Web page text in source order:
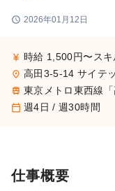
schedule 2026年01月12日
currency_yen 時給 1,500円〜スキルに応じて決定 ※能力に応じて時
place 高田3-5-14 サイテ
train 東京メトロ東西線「高田馬場
calendar_today 週4日 / 週30時間
仕事概要